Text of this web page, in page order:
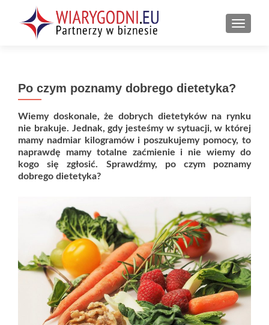
Po czym poznamy dobrego dietetyka?
Wiemy doskonale, że dobrych dietetyków na rynku
nie brakuje. Jednak, gdy jesteśmy w sytuacji, w której
mamy nadmiar kilogramów i poszukujemy pomocy, to
naprawdę mamy totalne zaćmienie i nie wiemy do
kogo się zgłosić. Sprawdźmy, po czym poznamy
dobrego dietetyka?